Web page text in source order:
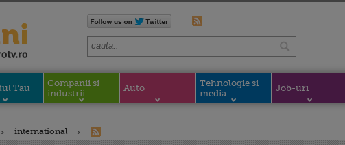
Tau
Companii si
industrii
Auto
Tehnologie si
media
Job-uri
international